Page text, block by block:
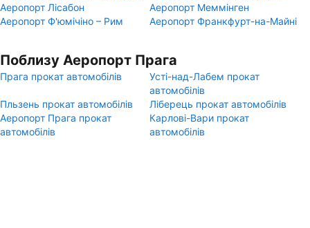
Аеропорт Лісабон
Аеропорт Меммінген
Аеропорт Ф'юмічіно – Рим
Аеропорт Франкфурт-на-Майні
Поблизу Аеропорт Прага
Прага прокат автомобілів
Усті-над-Лабем прокат
автомобілів
Пльзень прокат автомобілів
Ліберець прокат автомобілів
Аеропорт Прага прокат
автомобілів
Карлові-Вари прокат
автомобілів